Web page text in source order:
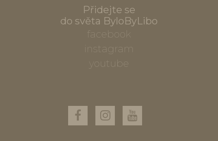
Přidejte se
do světa ByloByLibo
facebook
instagram
youtube